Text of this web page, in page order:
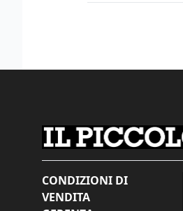
CONDIZIONI DI
VENDITA